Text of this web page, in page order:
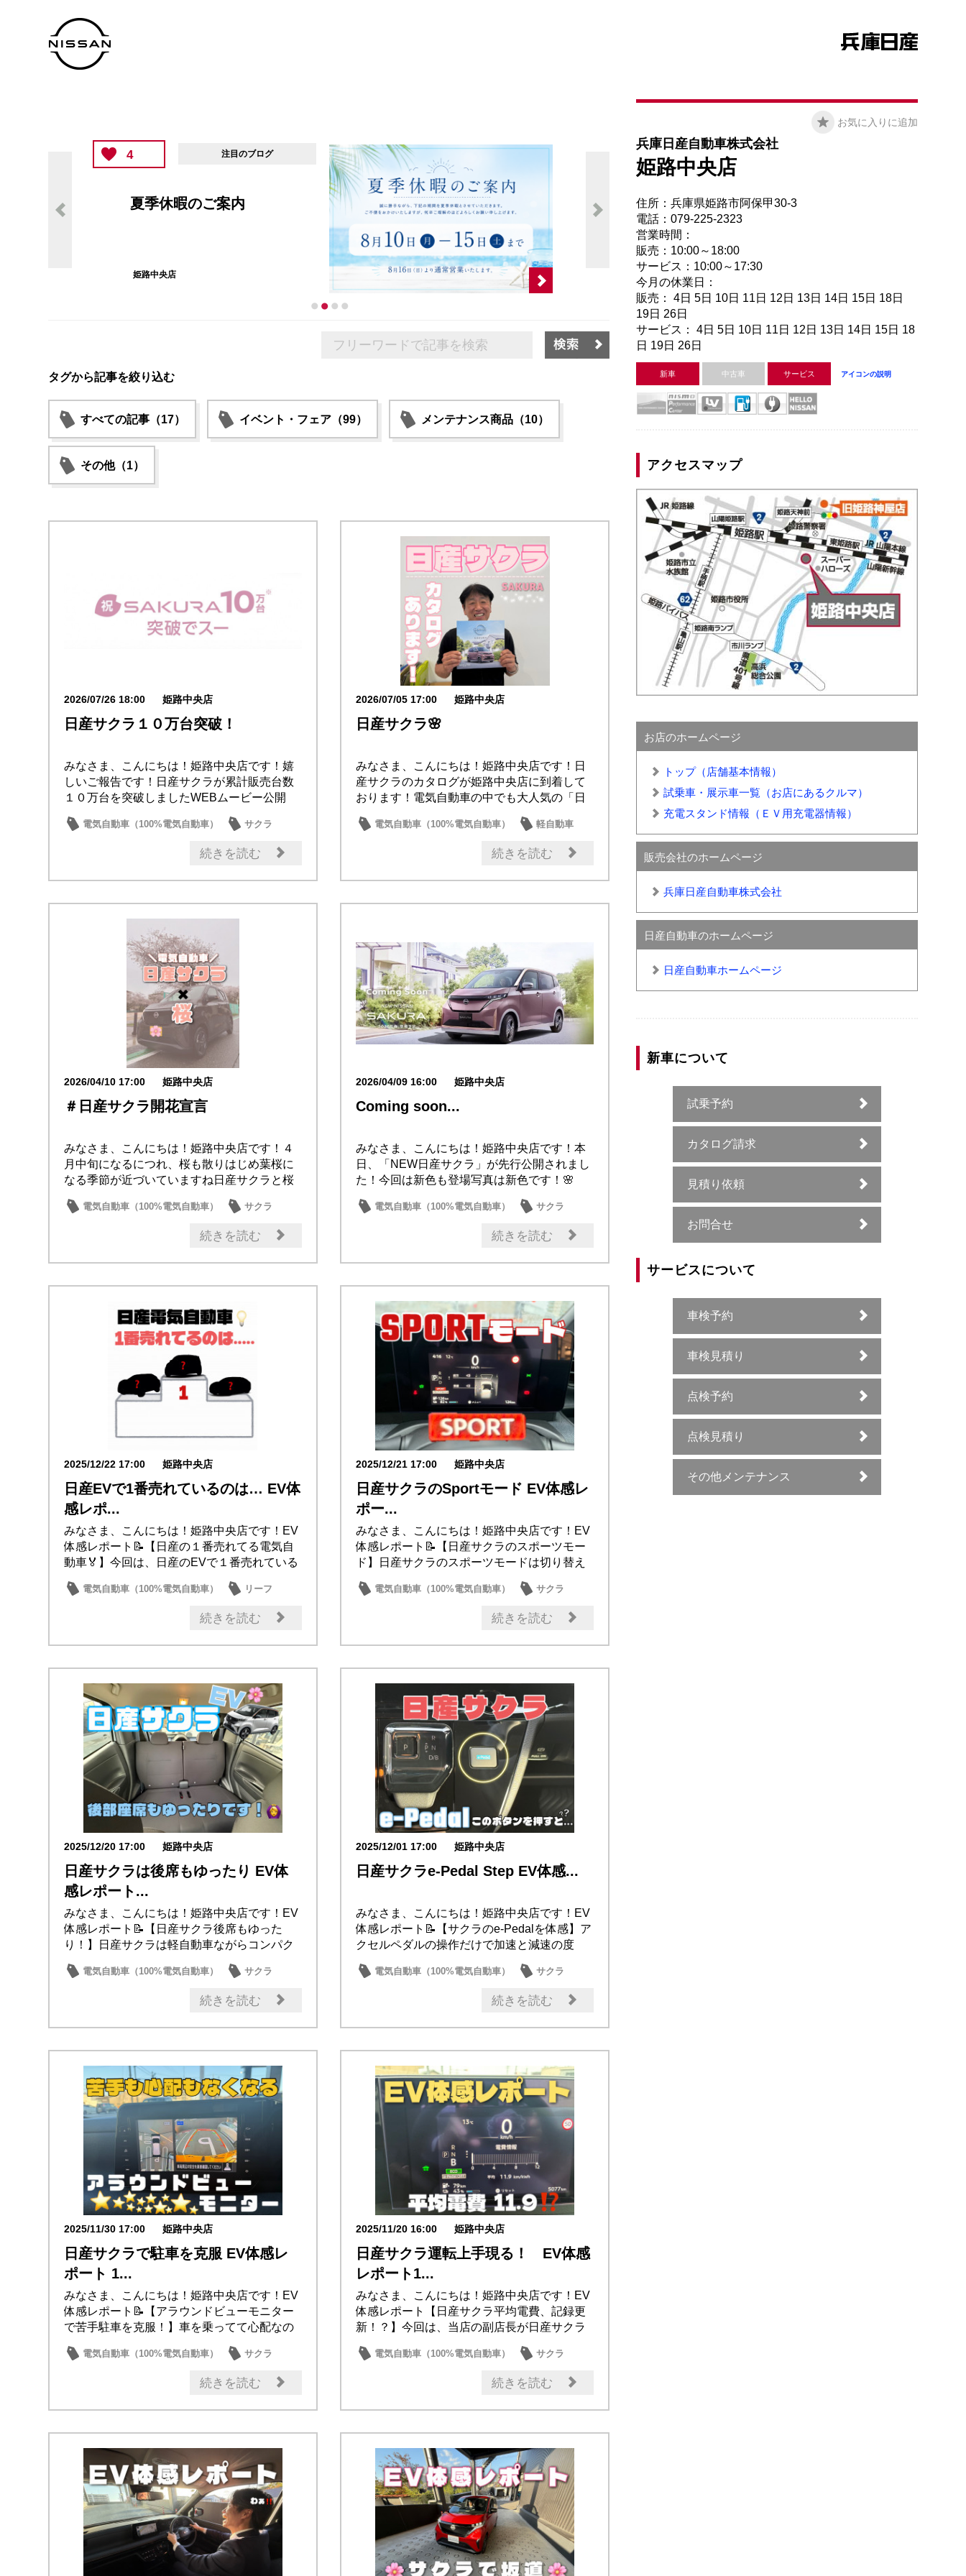
4 注目のブログ
夏季休暇のご案内
姫路中央店
タグから記事を絞り込む
すべての記事（17） イベント・フェア（99） メンテナンス商品（10）
その他（1）
2026/07/26 18:00 姫路中央店
日産サクラ１０万台突破！
みなさま、こんにちは！姫路中央店です！嬉
しいご報告です！日産サクラが累計販売台数
１０万台を突破しましたWEBムービー公開
電気自動車（100%電気自動車） サクラ
続きを読む
2026/07/05 17:00 姫路中央店
日産サクラ🌸
みなさま、こんにちは！姫路中央店です！日
産サクラのカタログが姫路中央店に到着して
おります！電気自動車の中でも大人気の「日
電気自動車（100%電気自動車）
軽自動車
続きを読む
2026/04/10 17:00 姫路中央店
＃日産サクラ開花宣言
みなさま、こんにちは！姫路中央店です！４
月中旬になるにつれ、桜も散りはじめ葉桜に
なる季節が近づいていますね日産サクラと桜
電気自動車（100%電気自動車） サクラ
続きを読む
2026/04/09 16:00 姫路中央店
Coming soon...
みなさま、こんにちは！姫路中央店です！本
日、「NEW日産サクラ」が先行公開されまし
た！今回は新色も登場写真は新色です！🌸
電気自動車（100%電気自動車）
サクラ
続きを読む
2025/12/22 17:00 姫路中央店
日産EVで1番売れているのは… EV体
感レポ...
みなさま、こんにちは！姫路中央店です！EV
体感レポート📝【日産の１番売れてる電気自
動車🏅】今回は、日産のEVで１番売れている
電気自動車（100%電気自動車）
リーフ
続きを読む
2025/12/21 17:00 姫路中央店
日産サクラのSportモード EV体感レ
ポー...
みなさま、こんにちは！姫路中央店です！EV
体感レポート📝【日産サクラのスポーツモー
ド】日産サクラのスポーツモードは切り替え
電気自動車（100%電気自動車） サクラ
続きを読む
2025/12/20 17:00 姫路中央店
日産サクラは後席もゆったり EV体
感レポート...
みなさま、こんにちは！姫路中央店です！EV
体感レポート📝【日産サクラ後席もゆった
り！】日産サクラは軽自動車ながらコンパク
電気自動車（100%電気自動車） サクラ
続きを読む
2025/12/01 17:00 姫路中央店
日産サクラe-Pedal Step EV体感...
みなさま、こんにちは！姫路中央店です！EV
体感レポート📝【サクラのe-Pedalを体感】ア
クセルペダルの操作だけで加速と減速の度
電気自動車（100%電気自動車） サクラ
続きを読む
2025/11/30 17:00 姫路中央店
日産サクラで駐車を克服 EV体感レ
ポート 1...
みなさま、こんにちは！姫路中央店です！EV
体感レポート📝【アラウンドビューモニター
で苦手駐車を克服！】車を乗ってて心配なの
電気自動車（100%電気自動車） サクラ
続きを読む
2025/11/20 16:00 姫路中央店
日産サクラ運転上手現る！ EV体感
レポート1...
みなさま、こんにちは！姫路中央店です！EV
体感レポート【日産サクラ平均電費、記録更
新！？】今回は、当店の副店長が日産サクラ
電気自動車（100%電気自動車） サクラ
続きを読む
お気に入りに追加
兵庫日産自動車株式会社
姫路中央店
住所：兵庫県姫路市阿保甲30-3
電話：079-225-2323
営業時間：
販売：10:00～18:00
サービス：10:00～17:30
今月の休業日：
販売： 4日 5日 10日 11日 12日 13日 14日 15日 18日
19日 26日
サービス： 4日 5日 10日 11日 12日 13日 14日 15日 18
日 19日 26日
新車 中古車 サービス アイコンの説明
アクセスマップ
お店のホームページ
トップ（店舗基本情報）
試乗車・展示車一覧（お店にあるクルマ）
充電スタンド情報（ＥＶ用充電器情報）
販売会社のホームページ
兵庫日産自動車株式会社
日産自動車のホームページ
日産自動車ホームページ
新車について
試乗予約
カタログ請求
見積り依頼
お問合せ
サービスについて
車検予約
車検見積り
点検予約
点検見積り
その他メンテナンス